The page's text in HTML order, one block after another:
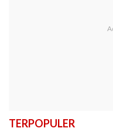
TERPOPULER